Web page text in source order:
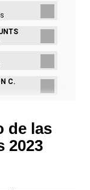
C.
de las
2023